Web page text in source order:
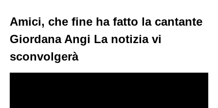
Amici, che fine ha fatto la cantante
Giordana Angi La notizia vi
sconvolgerà